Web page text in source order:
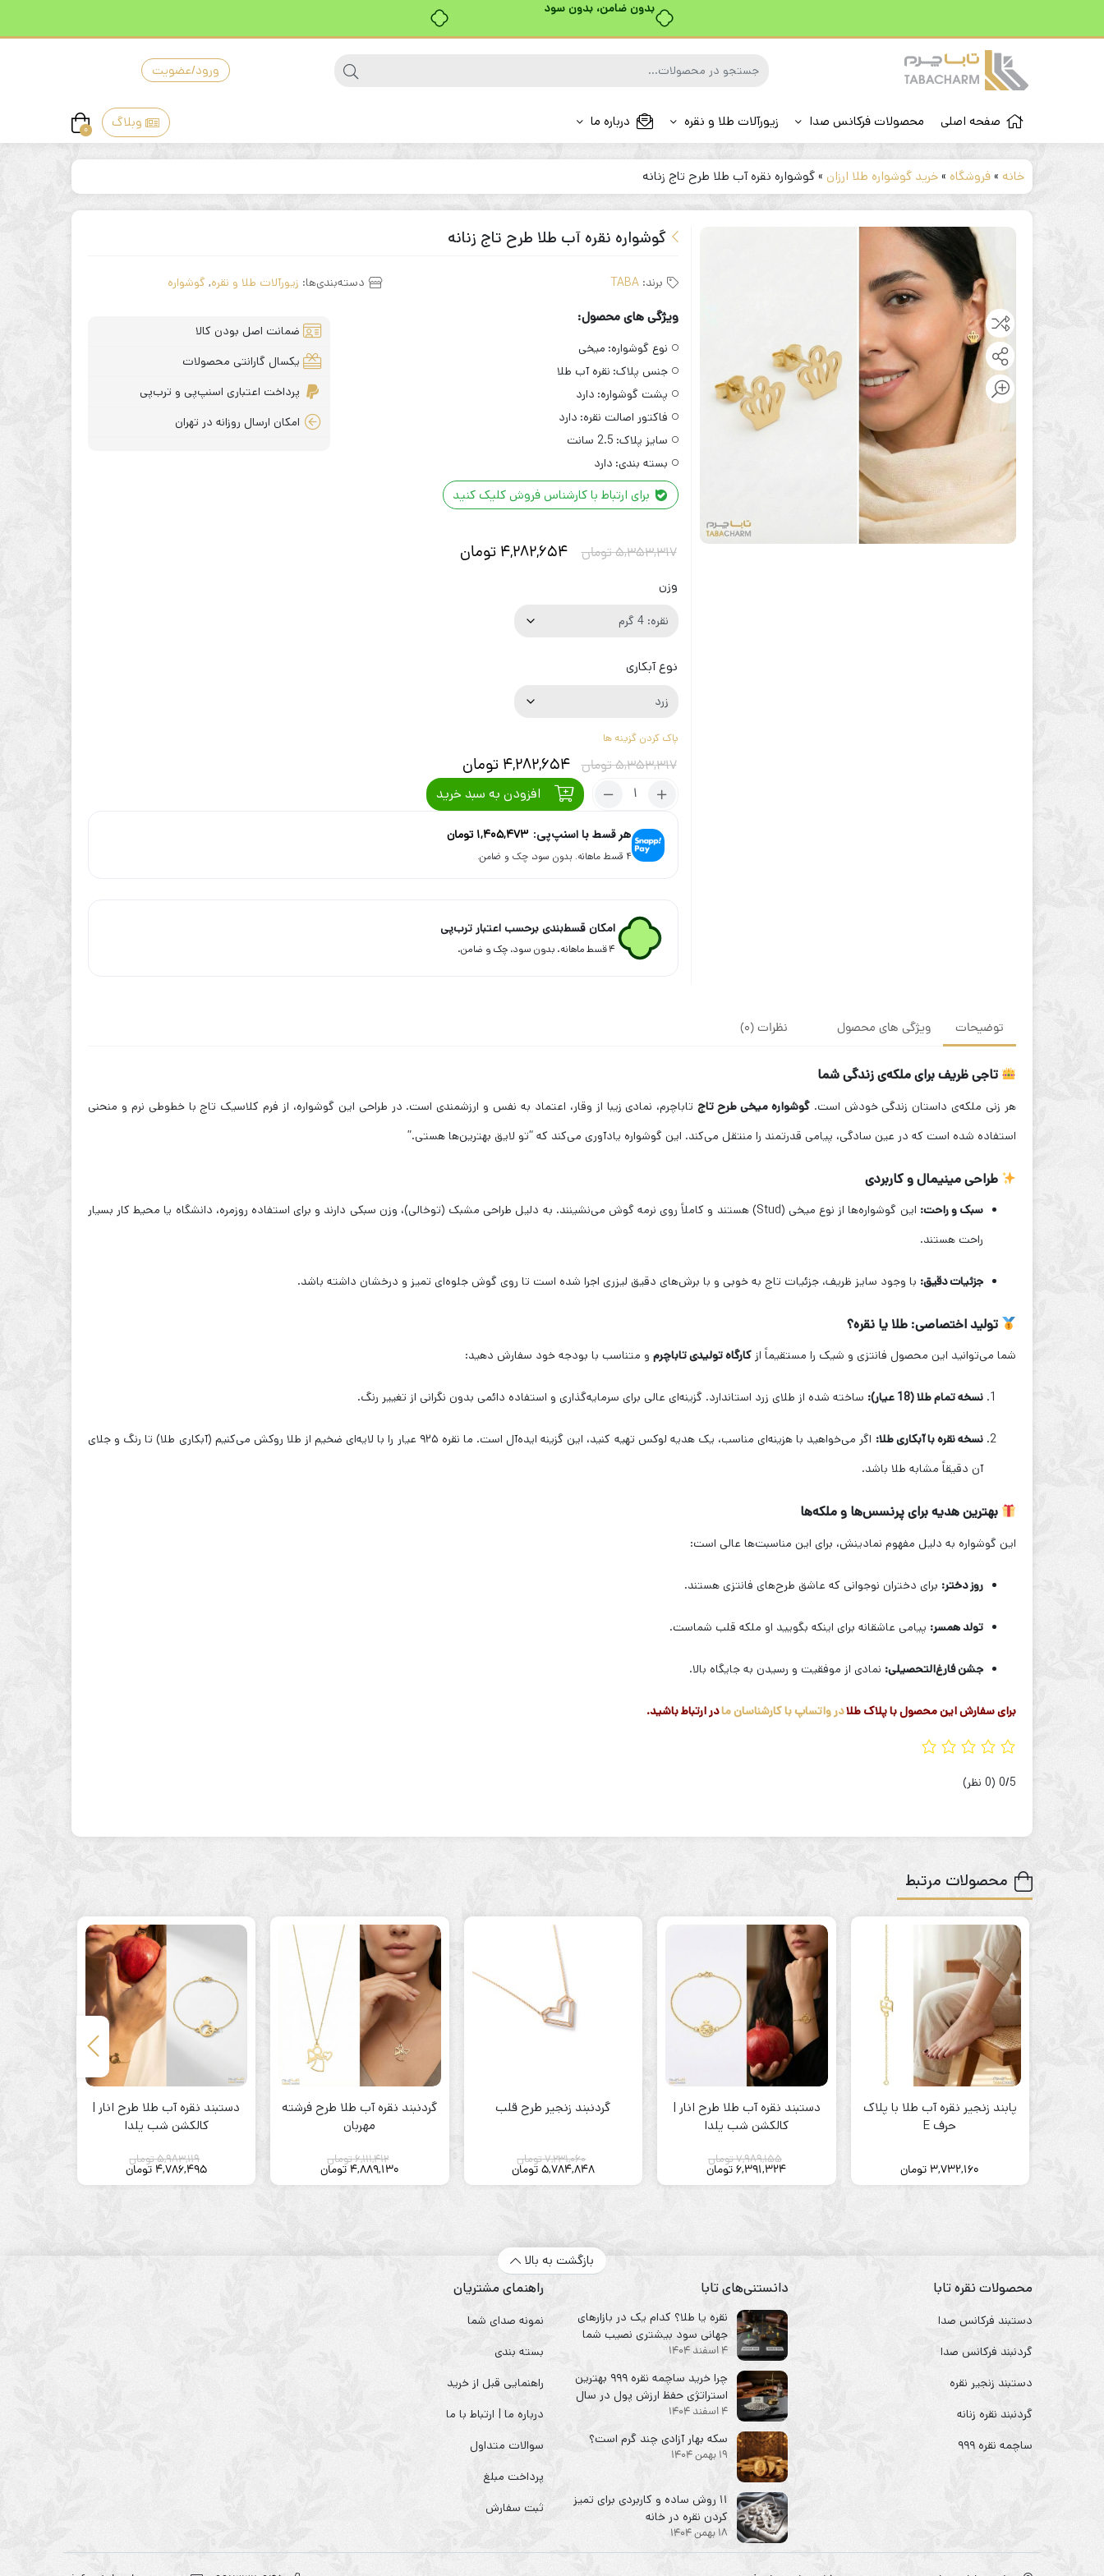
بدون ضامن، بدون سود
ورود/عضویت
صفحه اصلی محصولات فرکانس صدا زیورآلات طلا و نقره درباره ما وبلاگ 0
خانه »فروشگاه »خرید گوشواره طلا ارزان »گوشواره نقره آب طلا طرح تاج زنانه
گوشواره نقره آب طلا طرح تاج زنانه
برند:TABA دسته‌بندی‌ها: زیورآلات طلا و نقره, گوشواره
ویژگی های محصول:
نوع گوشواره: میخی
جنس پلاک: نقره آب طلا
پشت گوشواره: دارد
فاکتور اصالت نقره: دارد
سایز پلاک: 2.5 سانت
بسته بندی: دارد
برای ارتباط با کارشناس فروش کلیک کنید
ضمانت اصل بودن کالا
یکسال گارانتی محصولات
پرداخت اعتباری اسنپ‌پی و ترب‌پی
امکان ارسال روزانه در تهران
5,353,317تومان 4,282,654 تومان
وزن
نوع آبکاری
پاک کردن گزینه ها
5,353,317تومان 4,282,654 تومان
تعداد:
آب
طلا
زنانه
افزودن به سبد خرید
هر قسط با اسنپ‌پی: 1,405,473 تومان
۴ قسط ماهانه. بدون سود، چک و ضامن.
امکان قسط‌بندی برحسب اعتبار ترب‌پی
۴ قسط ماهانه. بدون سود، چک و ضامن.
توضیحات ویژگی های محصول نظرات (0)
تاجی ظریف برای ملکه‌ی زندگی شما
هر زنی ملکه‌ی داستان زندگی خودش است.گوشواره میخی طرح تاجتاباچرم، نمادی زیبا از وقار، اعتماد به نفس و ارزشمندی است. در طراحی این گوشواره، از فرم کلاسیک تاج با خطوطی نرم و منحنی
استفاده شده است که در عین سادگی، پیامی قدرتمند را منتقل می‌کند. این گوشواره یادآوری می‌کند که “تو لایق بهترین‌ها هستی.”
طراحی مینیمال و کاربردی
سبک و راحت:
این گوشواره‌ها از نوع میخی (Stud) هستند و کاملاً روی نرمه گوش می‌نشینند. به دلیل طراحی مشبک (توخالی)، وزن سبکی دارند و برای استفاده روزمره، دانشگاه یا محیط کار بسیار
راحت هستند.
جزئیات دقیق: با وجود سایز ظریف، جزئیات تاج به خوبی و با برش‌های دقیق لیزری اجرا شده است تا روی گوش جلوه‌ای تمیز و درخشان داشته باشد.
تولید اختصاصی: طلا یا نقره؟
شما می‌توانید این محصول فانتزی و شیک را مستقیماً از کارگاه تولیدی تاباچرم و متناسب با بودجه خود سفارش دهید:
نسخه تمام طلا (18 عیار): ساخته شده از طلای زرد استاندارد. گزینه‌ای عالی برای سرمایه‌گذاری و استفاده دائمی بدون نگرانی از تغییر رنگ.
نسخه نقره با آبکاری طلا:
اگر می‌خواهید با هزینه‌ای مناسب، یک هدیه لوکس تهیه کنید، این گزینه ایده‌آل است. ما نقره ۹۲۵ عیار را با لایه‌ای ضخیم از طلا روکش می‌کنیم (آبکاری طلا) تا رنگ و جلای
آن دقیقاً مشابه طلا باشد.
بهترین هدیه برای پرنسس‌ها و ملکه‌ها
این گوشواره به دلیل مفهوم نمادینش، برای این مناسبت‌ها عالی است:
روز دختر: برای دختران نوجوانی که عاشق طرح‌های فانتزی هستند.
تولد همسر: پیامی عاشقانه برای اینکه بگویید او ملکه قلب شماست.
جشن فارغ‌التحصیلی: نمادی از موفقیت و رسیدن به جایگاه بالا.
برای سفارش این محصول با پلاک طلادر واتساپ با کارشناسان مادر ارتباط باشید.
‫0/5 ‫(0 نظر)
محصولات مرتبط
پابند زنجیر نقره آب طلا با پلاک
حرف E
3,732,160 تومان
دستبند نقره آب طلا طرح انار |
کالکشن شب یلدا
7,989,155تومان
6,391,324 تومان
گردنبند زنجیر طرح قلب
7,231,060تومان
5,784,848 تومان
گردنبند نقره آب طلا طرح فرشته
مهربان
6,111,412تومان
4,889,130 تومان
دستبند نقره آب طلا طرح انار |
کالکشن شب یلدا
5,983,119تومان
4,786,495 تومان
بازگشت به بالا
محصولات نقره تابا
دستبند فرکانس صدا
گردنبند فرکانس صدا
دستبند زنجیر نقره
گردنبند نقره زنانه
ساچمه نقره ۹۹۹
دانستنی‌های تابا
نقره یا طلا؟ کدام یک در بازارهای
جهانی سود بیشتری نصیب شما
می‌کند؟
4 اسفند 1404
چرا خرید ساچمه نقره ۹۹۹ بهترین
استراتژی حفظ ارزش پول در سال
۱۴۰۴ است؟
4 اسفند 1404
سکه‌ بهار آزادی چند گرم است؟
19 بهمن 1404
۱۱ روش ساده و کاربردی برای تمیز
کردن نقره در خانه
18 بهمن 1404
راهنمای مشتریان
نمونه صدای شما
بسته بندی
راهنمایی قبل از خرید
درباره ما | ارتباط با ما
سوالات متداول
پرداخت مبلغ
ثبت سفارش